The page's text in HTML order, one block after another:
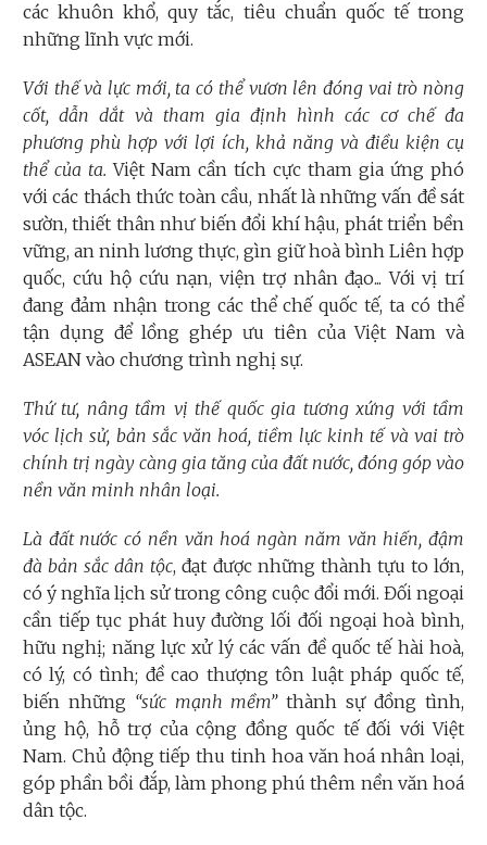
các khuôn khổ, quy tắc, tiêu chuẩn quốc tế trong
những lĩnh vực mới.
Với thế và lực mới, ta có thể vươn lên đóng vai trò nòng
cốt, dẫn dắt và tham gia định hình các cơ chế đa
phương phù hợp với lợi ích, khả năng và điều kiện cụ
thể của ta. Việt Nam cần tích cực tham gia ứng phó
với các thách thức toàn cầu, nhất là những vấn đề sát
sườn, thiết thân như biến đổi khí hậu, phát triển bền
vững, an ninh lương thực, gìn giữ hoà bình Liên hợp
quốc, cứu hộ cứu nạn, viện trợ nhân đạo... Với vị trí
đang đảm nhận trong các thể chế quốc tế, ta có thể
tận dụng để lồng ghép ưu tiên của Việt Nam và
ASEAN vào chương trình nghị sự.
Thứ tư, nâng tầm vị thế quốc gia tương xứng với tầm
vóc lịch sử, bản sắc văn hoá, tiềm lực kinh tế và vai trò
chính trị ngày càng gia tăng của đất nước, đóng góp vào
nền văn minh nhân loại.
Là đất nước có nền văn hoá ngàn năm văn hiến, đậm
đà bản sắc dân tộc, đạt được những thành tựu to lớn,
có ý nghĩa lịch sử trong công cuộc đổi mới. Đối ngoại
cần tiếp tục phát huy đường lối đối ngoại hoà bình,
hữu nghị; năng lực xử lý các vấn đề quốc tế hài hoà,
có lý, có tình; đề cao thượng tôn luật pháp quốc tế,
biến những “sức mạnh mềm”thành sự đồng tình,
ủng hộ, hỗ trợ của cộng đồng quốc tế đối với Việt
Nam. Chủ động tiếp thu tinh hoa văn hoá nhân loại,
góp phần bồi đắp, làm phong phú thêm nền văn hoá
dân tộc.